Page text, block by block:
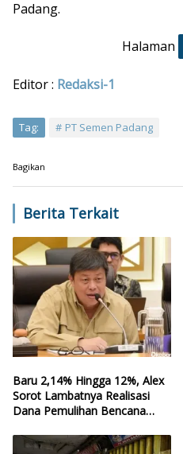
Padang.
Halaman
Editor : Redaksi-1
Tag: PT Semen Padang
Bagikan
Berita Terkait
Baru 2,14% Hingga 12%, Alex
Sorot Lambatnya Realisasi
Dana Pemulihan Bencana